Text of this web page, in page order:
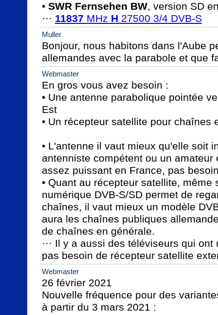
• SWR Fernsehen BW, version SD
··· 11837 MHz H 27500 3/4 DVB-S
Muller
Bonjour, nous habitons dans l'Aube
allemandes avec la parabole et que
Webmaster
En gros vous avez besoin :
• Une antenne parabolique pointée
Est
• Un récepteur satellite pour chaînes
• L'antenne il vaut mieux qu'elle soit
antenniste compétent ou un amateur
assez puissant en France, pas
• Quant au récepteur satellite, même
numérique DVB-S/SD permet de
chaînes, il vaut mieux un modèle
aura les chaînes publiques
de chaînes en générale.
··· Il y a aussi des téléviseurs qui
pas besoin de récepteur satellite
Webmaster
26 février 2021
Nouvelle fréquence pour des
à partir du 3 mars 2021 :